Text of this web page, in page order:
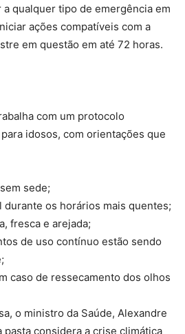
qualquer tipo de emergência em
ações compatíveis com a
em questão em até 72 horas.
com um protocolo
idosos, com orientações que
sede;
durante os horários mais quentes;
fresca e arejada;
de uso contínuo estão sendo
caso de ressecamento dos olhos
o ministro da Saúde, Alexandre
pasta considera a crise climática